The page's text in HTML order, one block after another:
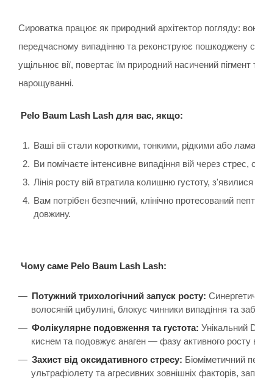
Сироватка працює як природний архітектор погляду:
передчасному випадінню та реконструює пошкоджену
ущільнює вії, повертає їм природний насичений
нарощуванні.
Pelo Baum Lash Lash для вас, якщо:
Ваші вії стали короткими, тонкими, рідкими або
Ви помічаєте інтенсивне випадіння вій через стрес,
Лінія росту вій втратила колишню густоту,
Вам потрібен безпечний, клінічно протесований
довжину.
Чому саме Pelo Baum Lash Lash:
Потужний трихологічний запуск росту:
волосяній цибулині, блокує чинники випадіння та
Фолікулярне подовження та густота: Унікальний
киснем та подовжує анаген — фазу активного
Захист від оксидативного стресу: Біоміметичний
ультрафіолету та агресивних зовнішніх факторів,